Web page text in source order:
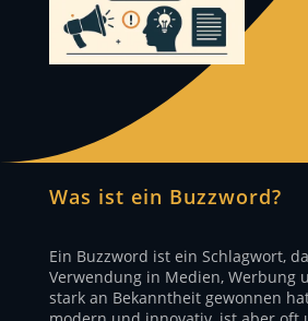
Was ist ein Buzzword?
Ein Buzzword ist ein Schlagwort,
Verwendung in Medien, Werbung
stark an Bekanntheit gewonnen